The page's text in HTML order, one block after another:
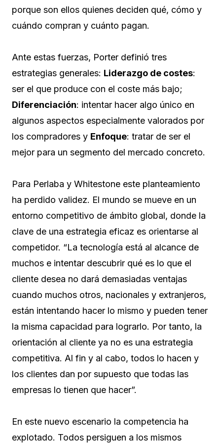
porque son ellos quienes deciden qué, cómo y
cuándo compran y cuánto pagan.
Ante estas fuerzas, Porter definió tres
estrategias generales: Liderazgo de costes:
ser el que produce con el coste más bajo;
Diferenciación: intentar hacer algo único en
algunos aspectos especialmente valorados por
los compradores y Enfoque: tratar de ser el
mejor para un segmento del mercado concreto.
Para Perlaba y Whitestone este planteamiento
ha perdido validez. El mundo se mueve en un
entorno competitivo de ámbito global, donde la
clave de una estrategia eficaz es orientarse al
competidor. “La tecnología está al alcance de
muchos e intentar descubrir qué es lo que el
cliente desea no dará demasiadas ventajas
cuando muchos otros, nacionales y extranjeros,
están intentando hacer lo mismo y pueden tener
la misma capacidad para lograrlo. Por tanto, la
orientación al cliente ya no es una estrategia
competitiva. Al fin y al cabo, todos lo hacen y
los clientes dan por supuesto que todas las
empresas lo tienen que hacer”.
En este nuevo escenario la competencia ha
explotado. Todos persiguen a los mismos